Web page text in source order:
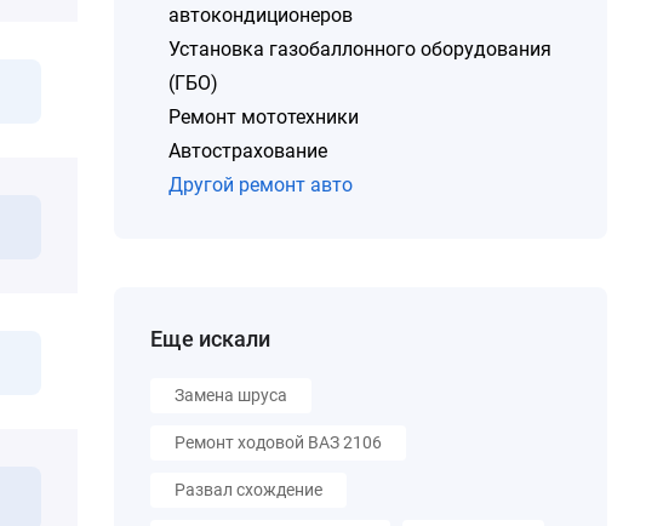
автокондиционеров
Установка газобаллонного оборудования
(ГБО)
Ремонт мототехники
Автострахование
Другой ремонт авто
Еще искали
Замена шруса
Ремонт ходовой ВАЗ 2106
Развал схождение